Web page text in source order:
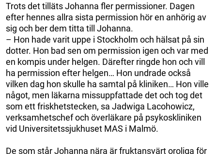
Trots det tilläts Johanna fler permissioner. Dagen
efter hennes allra sista permission hör en anhörig av
sig och ber dem titta till Johanna.
– Hon hade varit uppe i Stockholm och hälsat på sin
dotter. Hon bad sen om permission igen och var med
en kompis under helgen. Därefter ringde hon och vill
ha permission efter helgen… Hon undrade också
vilken dag hon skulle ha samtal på kliniken… Hon ville
något, men läkarna missuppfattade det och tog det
som ett friskhetstecken, sa Jadwiga Lacohowicz,
verksamhetschef och överläkare på psykoskliniken
vid Universitetssjukhuset MAS i Malmö.
De som står Johanna nära är fruktansvärt oroliga för